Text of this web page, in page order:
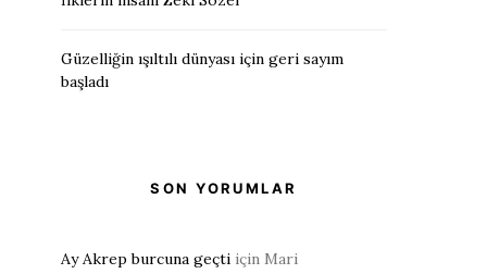
Güzelliğin ışıltılı dünyası için geri sayım
başladı
SON YORUMLAR
Ay Akrep burcuna geçti için Mari